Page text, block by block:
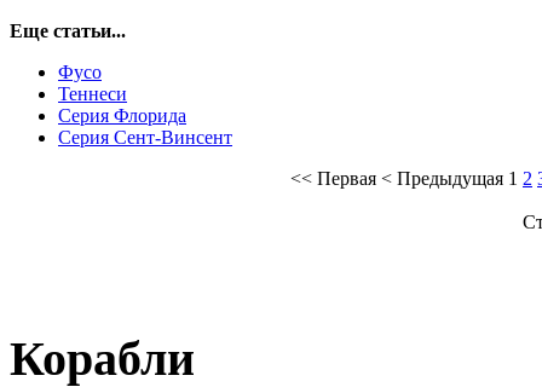
Еще статьи...
Фусо
Теннеси
Серия Флорида
Серия Сент-Винсент
<< Первая < Предыдущая 1 2
Корабли